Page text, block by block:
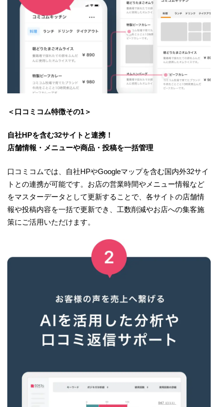
＜口コミコム特徴その1＞
自社HPを含む32サイトと連携！
店舗情報・メニューや商品・投稿を一括管理
口コミコムでは、自社HPやGoogleマップを含む国内外32サイ
トとの連携が可能です。お店の営業時間やメニュー情報など
をマスターデータとして更新することで、各サイトの店舗情
報や投稿内容を一括で更新でき、工数削減やお店への集客施
策にご活用いただけます。